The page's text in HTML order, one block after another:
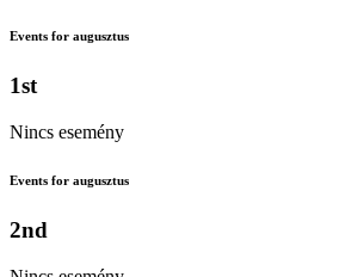
Events for augusztus
1st
Nincs esemény
Events for augusztus
2nd